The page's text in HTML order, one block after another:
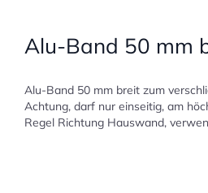
Alu-Band 50 mm
Alu-Band 50 mm breit zum
Achtung, darf nur einseitig, am
Regel Richtung Hauswand,